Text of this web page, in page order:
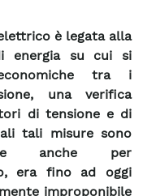
è legata alla
energia su cui si
tra i
una verifica
di tensione e di
tali misure sono
anche per
era fino ad oggi
improponibile